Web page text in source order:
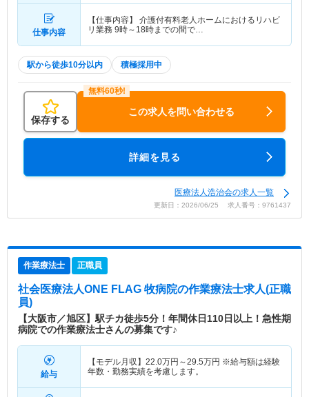
仕事内容
【仕事内容】 介護付有料老人ホームにおけるリハビ
リ業務 9時～18時までの間で…
駅から徒歩10分以内 積極採用中
保存する
この求人を問い合わせる
詳細を見る
医療法人浩治会の求人一覧
更新日：2026/06/25 求人番号：9761437
作業療法士 正職員
社会医療法人ONE FLAG 牧病院の作業療法士求人(正職
員)
【大阪市／旭区】駅チカ徒歩5分！年間休日110日以上！急性期
病院での作業療法士さんの募集です♪
給与
【モデル月収】 22.0万円～29.5万円 ※給与額は経験
年数・勤務実績を考慮します。